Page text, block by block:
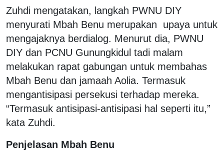
Zuhdi mengatakan, langkah PWNU DIY
menyurati Mbah Benu merupakan upaya untuk
mengajaknya berdialog. Menurut dia, PWNU
DIY dan PCNU Gunungkidul tadi malam
melakukan rapat gabungan untuk membahas
Mbah Benu dan jamaah Aolia. Termasuk
mengantisipasi persekusi terhadap mereka.
“Termasuk antisipasi-antisipasi hal seperti itu,”
kata Zuhdi.
Penjelasan Mbah Benu